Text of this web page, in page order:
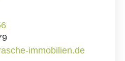
immobilien.de